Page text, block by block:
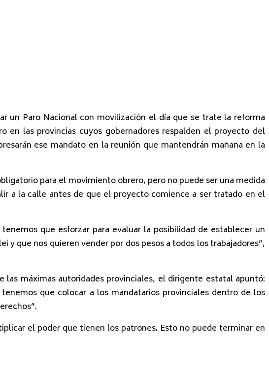
un Paro Nacional con movilización el día que se trate la reforma
en las provincias cuyos gobernadores respalden el proyecto del
ese mandato en la reunión que mantendrán mañana en la
para el movimiento obrero, pero no puede ser una medida
a la calle antes de que el proyecto comience a ser tratado en el
que esforzar para evaluar la posibilidad de establecer un
que nos quieren vender por dos pesos a todos los trabajadores”,
máximas autoridades provinciales, el dirigente estatal apuntó:
que colocar a los mandatarios provinciales dentro de los
el poder que tienen los patrones. Esto no puede terminar en